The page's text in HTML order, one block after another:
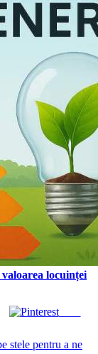
locuinței
Save
stele pentru a ne